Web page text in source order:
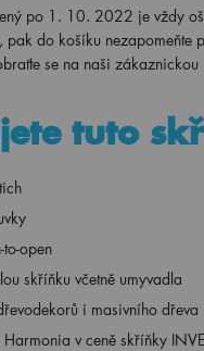
po 1. 10. 2022 je vždy
pak do košíku nezapomeňte
se na naši
tuto
open
skříňku včetně umyvadla
i masivního dřeva
v ceně skříňky